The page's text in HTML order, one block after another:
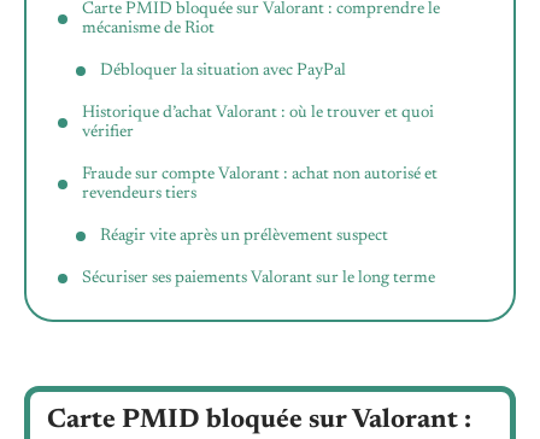
Carte PMID bloquée sur Valorant : comprendre le
mécanisme de Riot
Débloquer la situation avec PayPal
Historique d’achat Valorant : où le trouver et quoi
vérifier
Fraude sur compte Valorant : achat non autorisé et
revendeurs tiers
Réagir vite après un prélèvement suspect
Sécuriser ses paiements Valorant sur le long terme
Carte PMID bloquée sur Valorant :